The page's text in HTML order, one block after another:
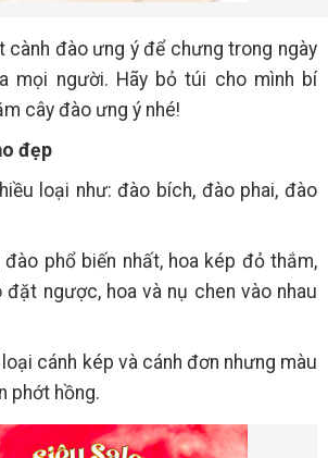
cành đào ưng ý để chưng trong ngày
mọi người. Hãy bỏ túi cho mình bí
cây đào ưng ý nhé!
đẹp
loại như: đào bích, đào phai, đào
phổ biến nhất, hoa kép đỏ thắm,
ngược, hoa và nụ chen vào nhau
cánh kép và cánh đơn nhưng màu
phớt hồng.